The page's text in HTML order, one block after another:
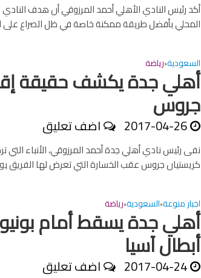
أكد رئيس النادي الأهلي أحمد المرزوقي أن هدف
المحلي بأفضل طريقة ممكنة خاصة في ظل الصراع
السعودية•رياضة
أهلي جدة يكشف حقيقة
جروس
2017-04-26 اضف تعليق
نفى رئيس نادي أهلي جدة أحمد المرزوقي، الأنباء التي
كريستيان جروس عقب الخسارة التي تعرض لها الفريق
اخبار منوعة•السعودية•رياضة
أهلي جدة يسقط أمام
أبطال آسيا
2017-04-24 اضف تعليق